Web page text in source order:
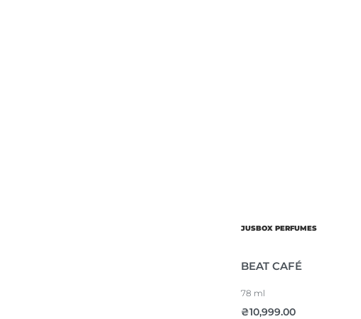
JUSBOX PERFUMES
BEAT CAFÉ
78 ml
₴10,999.00